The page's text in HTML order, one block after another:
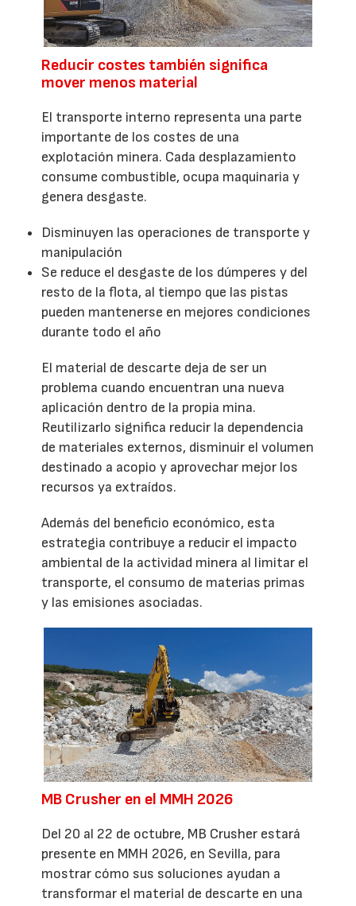
Reducir costes también significa
mover menos material
El transporte interno representa una parte
importante de los costes de una
explotación minera. Cada desplazamiento
consume combustible, ocupa maquinaria y
genera desgaste.
Disminuyen las operaciones de transporte y
manipulación
Se reduce el desgaste de los dúmperes y del
resto de la flota, al tiempo que las pistas
pueden mantenerse en mejores condiciones
durante todo el año
El material de descarte deja de ser un
problema cuando encuentran una nueva
aplicación dentro de la propia mina.
Reutilizarlo significa reducir la dependencia
de materiales externos, disminuir el volumen
destinado a acopio y aprovechar mejor los
recursos ya extraídos.
Además del beneficio económico, esta
estrategia contribuye a reducir el impacto
ambiental de la actividad minera al limitar el
transporte, el consumo de materias primas
y las emisiones asociadas.
MB Crusher en el MMH 2026
Del 20 al 22 de octubre, MB Crusher estará
presente en MMH 2026, en Sevilla, para
mostrar cómo sus soluciones ayudan a
transformar el material de descarte en una